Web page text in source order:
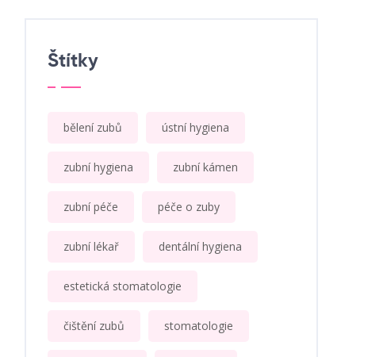
Štítky
bělení zubů ústní hygiena
zubní hygiena zubní kámen
zubní péče péče o zuby
zubní lékař dentální hygiena
estetická stomatologie
čištění zubů stomatologie